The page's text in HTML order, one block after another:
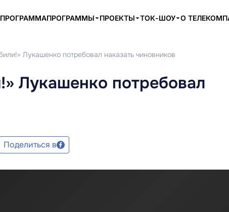
ПРОГРАММЫ ПРОЕКТЫ ТОК-ШОУ О
Лукашенко потребовал наказать чиновников
Лукашенко потребовал
Поделиться в